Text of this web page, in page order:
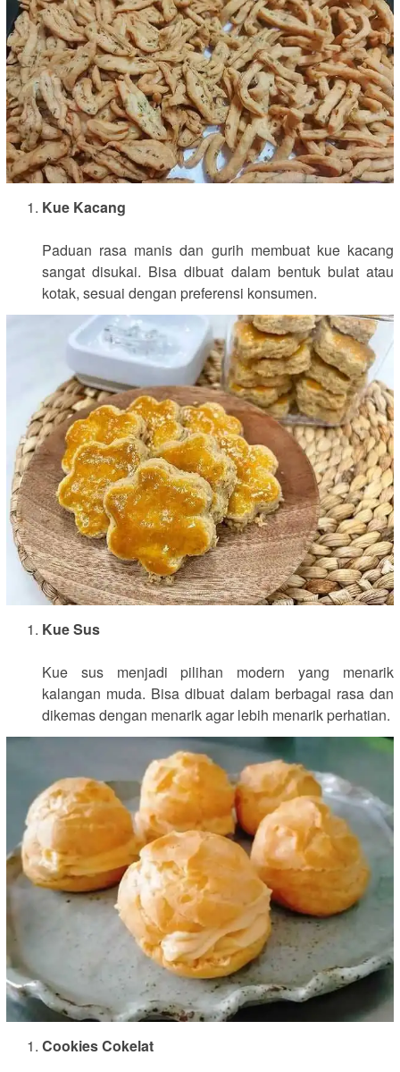
Kue Kacang
Paduan rasa manis dan gurih membuat kue kacang
sangat disukai. Bisa dibuat dalam bentuk bulat atau
kotak, sesuai dengan preferensi konsumen.
Kue Sus
Kue sus menjadi pilihan modern yang menarik
kalangan muda. Bisa dibuat dalam berbagai rasa dan
dikemas dengan menarik agar lebih menarik perhatian.
Cookies Cokelat